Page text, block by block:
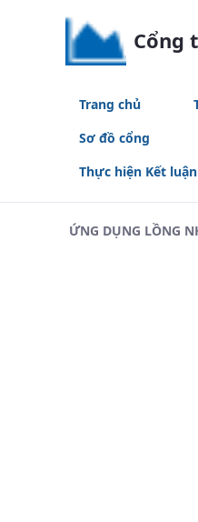
Skip to Main Content
Cổng
Trang chủ
Sơ đồ cổng
Thực hiện Kết
ỨNG DỤNG LỒNG